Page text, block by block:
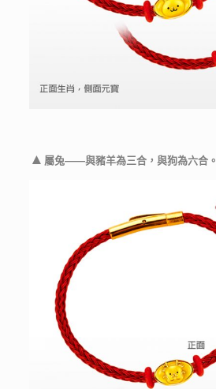
▲ 屬兔——與豬羊為三合，與狗為六合。